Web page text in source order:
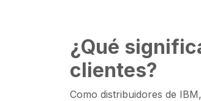
¿Qué
clientes?
Como distribuidores de